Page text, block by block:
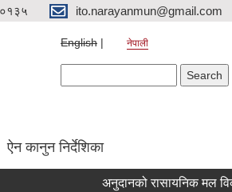
ito.narayanmun@gmail.com
English नेपाली
ऐन कानुन निर्देशिका
अनुदानको रासायनिक मल